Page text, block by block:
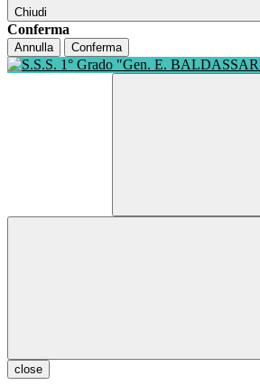
Chiudi
Conferma
Annulla Conferma
close